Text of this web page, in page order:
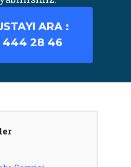
ARA :
444 28 46